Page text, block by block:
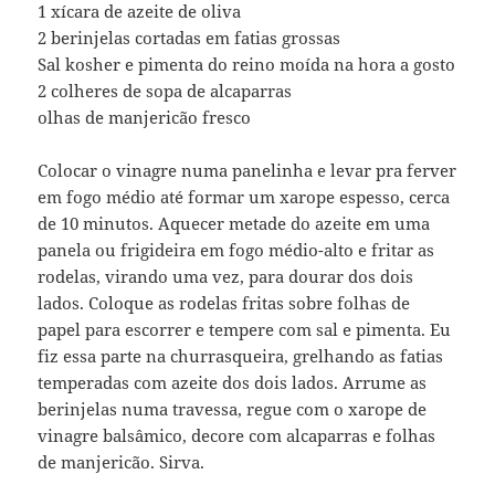
1 xícara de azeite de oliva
2 berinjelas cortadas em fatias grossas
Sal kosher e pimenta do reino moída na hora a gosto
2 colheres de sopa de alcaparras
olhas de manjericão fresco
Colocar o vinagre numa panelinha e levar pra ferver
em fogo médio até formar um xarope espesso, cerca
de 10 minutos. Aquecer metade do azeite em uma
panela ou frigideira em fogo médio-alto e fritar as
rodelas, virando uma vez, para dourar dos dois
lados. Coloque as rodelas fritas sobre folhas de
papel para escorrer e tempere com sal e pimenta. Eu
fiz essa parte na churrasqueira, grelhando as fatias
temperadas com azeite dos dois lados. Arrume as
berinjelas numa travessa, regue com o xarope de
vinagre balsâmico, decore com alcaparras e folhas
de manjericão. Sirva.